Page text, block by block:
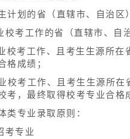
计划的省（直辖市、自治区
校考工作的省（直辖市、自
校考工作、且考生生源所
格成绩；
校考工作、且考生生源所
考，最终取得校考专业合格
类专业录取原则：
考专业